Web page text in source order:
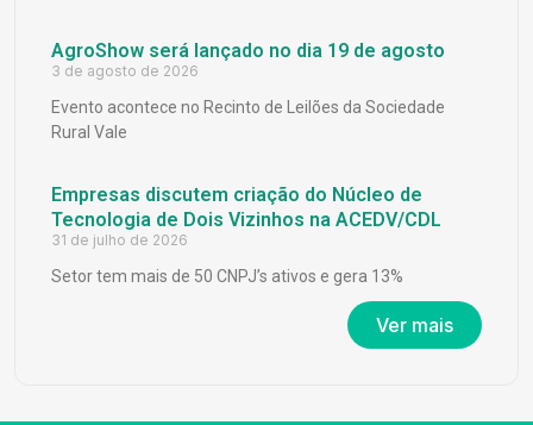
AgroShow será lançado no dia 19 de agosto
3 de agosto de 2026
Evento acontece no Recinto de Leilões da Sociedade
Rural Vale
Empresas discutem criação do Núcleo de
Tecnologia de Dois Vizinhos na ACEDV/CDL
31 de julho de 2026
Setor tem mais de 50 CNPJ’s ativos e gera 13%
Ver mais